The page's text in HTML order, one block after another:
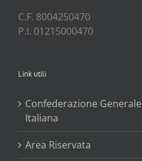
C.F. 8004250470
P.I. 01215000470
Link utili
Confederazione
Italiana
Area Riservata